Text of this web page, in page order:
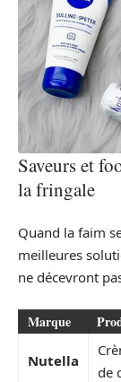
Saveurs et
la fringale
Quand la faim
meilleures
ne décevront
Marque
Nutella
de